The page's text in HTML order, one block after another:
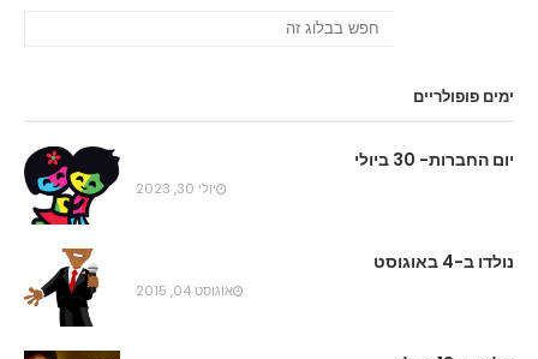
ימים פופולריים
יום החברות- 30 ביולי
יולי 30, 2023
נולדו ב-4 באוגוסט
אוגוסט 04, 2015